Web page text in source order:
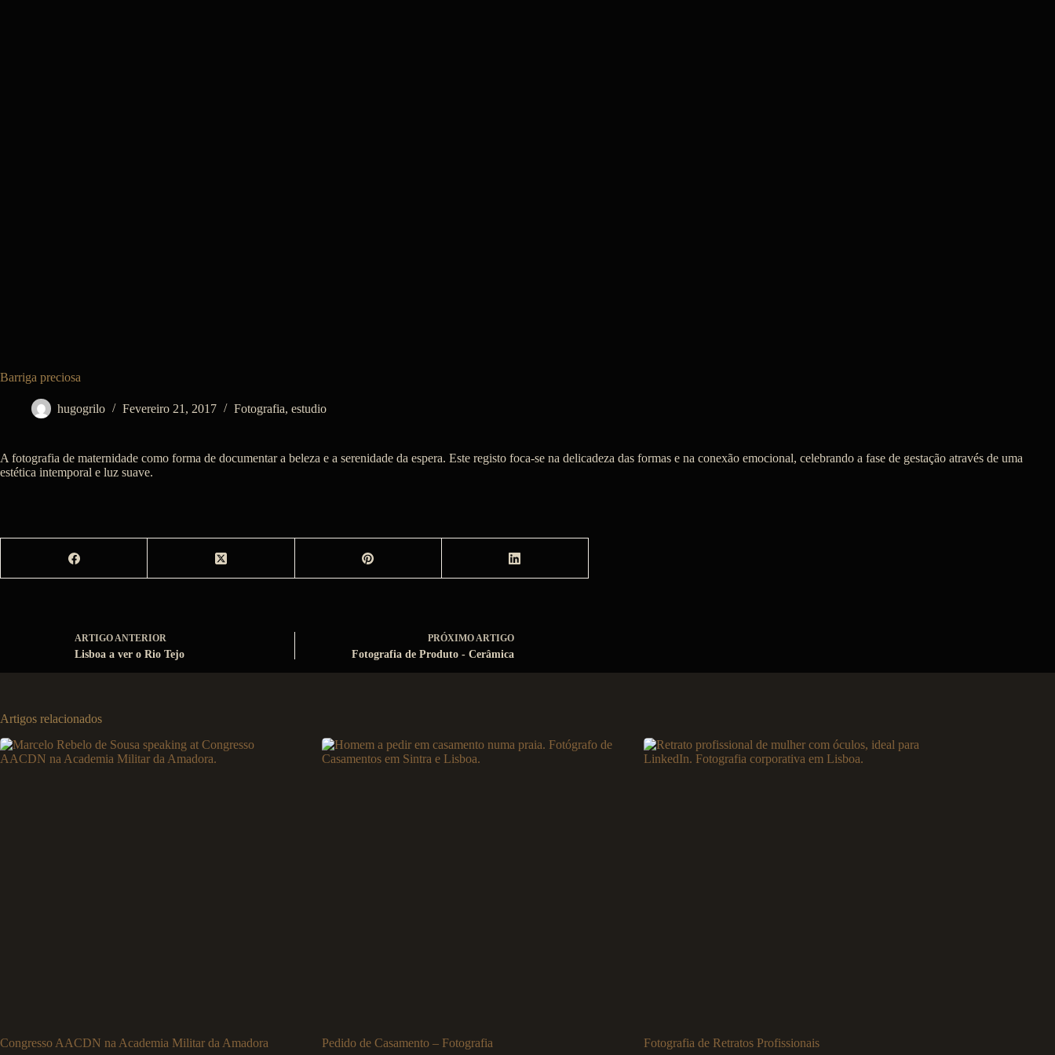
Barriga preciosa
hugogrilo Fevereiro 21, 2017 Fotografia, estudio
A fotografia de maternidade como forma de documentar a beleza e a serenidade da espera. Este registo foca-se na delicadeza das formas e na conexão emocional, celebrando a fase de gestação através de uma
estética intemporal e luz suave.
ARTIGO ANTERIOR
Lisboa a ver o Rio Tejo
PRÓXIMO ARTIGO
Fotografia de Produto - Cerâmica
Artigos relacionados
Congresso AACDN na Academia Militar da Amadora
Pedido de Casamento – Fotografia
Fotografia de Retratos Profissionais